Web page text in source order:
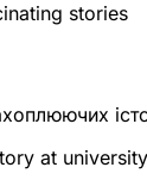
stories
at university